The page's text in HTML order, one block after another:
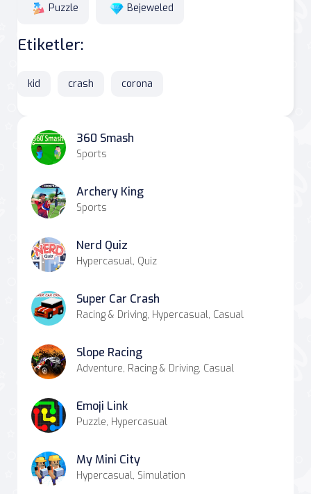
Puzzle Bejeweled
Etiketler:
kid crash corona
360 Smash
Sports
Archery King
Sports
Nerd Quiz
Hypercasual, Quiz
Super Car Crash
Racing & Driving, Hypercasual, Casual
Slope Racing
Adventure, Racing & Driving, Casual
Emoji Link
Puzzle, Hypercasual
My Mini City
Hypercasual, Simulation